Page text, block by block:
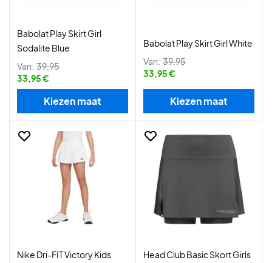
Babolat Play Skirt Girl
Sodalite Blue
Van: 39,95
33,95 €
Kiezen maat
Babolat Play Skirt Girl White
Van: 39,95
33,95 €
Kiezen maat
Nike Dri-FIT Victory Kids
Head Club Basic Skort Girls